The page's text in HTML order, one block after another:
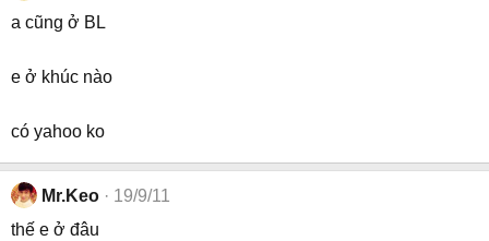
a cũng ở BL
e ở khúc nào
có yahoo ko
Mr.Keo
19/9/11
thế e ở đâu